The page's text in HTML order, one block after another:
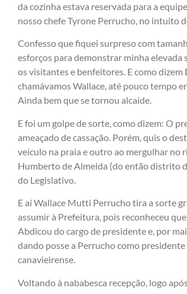
da cozinha estava reservada para a
nosso chefe Tyrone Perrucho, no intuito
Confesso que fiquei surpreso com
esforços para demonstrar minha elevada
os visitantes e benfeitores. E como
chamávamos Wallace, até pouco tempo
Ainda bem que se tornou alcaide.
E foi um golpe de sorte, como dizem: O
ameaçado de cassação. Porém, quis o
veículo na praia e outro ao mergulhar no
Humberto de Almeida (do então distrito
do Legislativo.
E aí Wallace Mutti Perrucho tira a sorte
assumir à Prefeitura, pois reconheceu
Abdicou do cargo de presidente e, por
dando posse a Perrucho como
canavieirense.
Voltando à nababesca recepção, logo